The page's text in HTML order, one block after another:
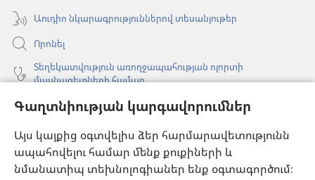
Գաղտնիության կարգավորումներ
Այս կայքից օգտվելիս ձեր հարմարավետությունն
ապահովելու համար մենք քուքիների և
նմանատիպ տեխնոլոգիաներ ենք օգտագործում։
Աուդիո նկարագրություններով տեսանյութեր
Որոնել
Տեղեկատվություն առողջապահության ոլորտի
մասնագետների համար
Գլոբալ հաղորդակցություն
Օգնություն
Նվիրատվություններ
(բացվում